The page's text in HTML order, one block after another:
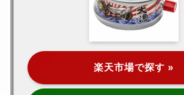
楽天市場で探す »